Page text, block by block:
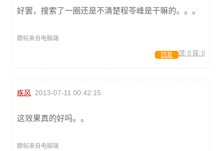
好罢，搜索了一圈还是不清楚程苓峰是干嘛的。。。
跟帖来自电脑端
顶: 0 踩: 0
回复
疾风 2013-07-11 00:42:15
这效果真的好吗。。
跟帖来自电脑端